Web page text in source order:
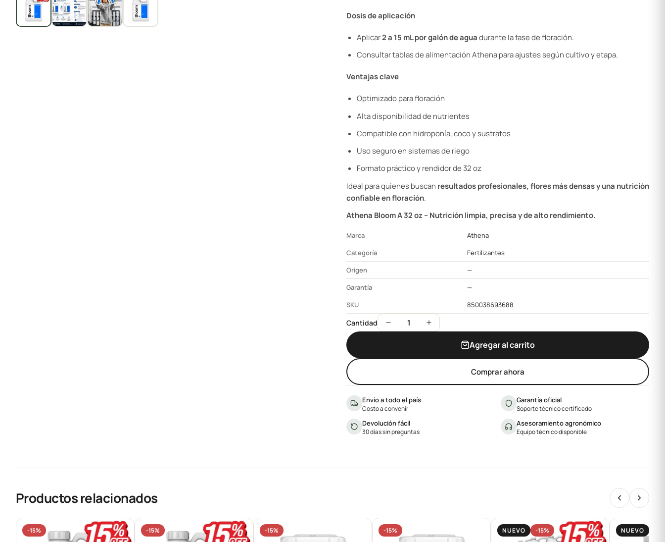
Dosis de aplicación
Aplicar2 a 15 mL por galón de aguadurante la fase de floración.
Consultar tablas de alimentación Athena para ajustes según cultivo y etapa.
Ventajas clave
Optimizado para floración
Alta disponibilidad de nutrientes
Compatible con hidroponía, coco y sustratos
Uso seguro en sistemas de riego
Formato práctico y rendidor de 32 oz
Ideal para quienes buscan resultados profesionales, flores más densas y una nutrición
confiable en floración.
Athena Bloom A 32 oz – Nutrición limpia, precisa y de alto rendimiento.
Marca
Athena
Categoría
Fertilizantes
Origen
—
Garantía
—
SKU
850038693688
Cantidad 1
Agregar al carrito
Comprar ahora
Envío a todo el país
Costo a convenir
Garantía oficial
Soporte técnico certificado
Devolución fácil
30 días sin preguntas
Asesoramiento agronómico
Equipo técnico disponible
Productos relacionados
-15% -15% -15% -15% NUEVO -15% NUEVO